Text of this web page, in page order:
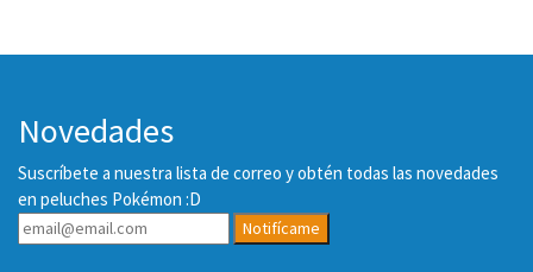
Novedades
Suscríbete a nuestra lista de correo y obtén todas las novedades
en peluches Pokémon :D
Notifícame